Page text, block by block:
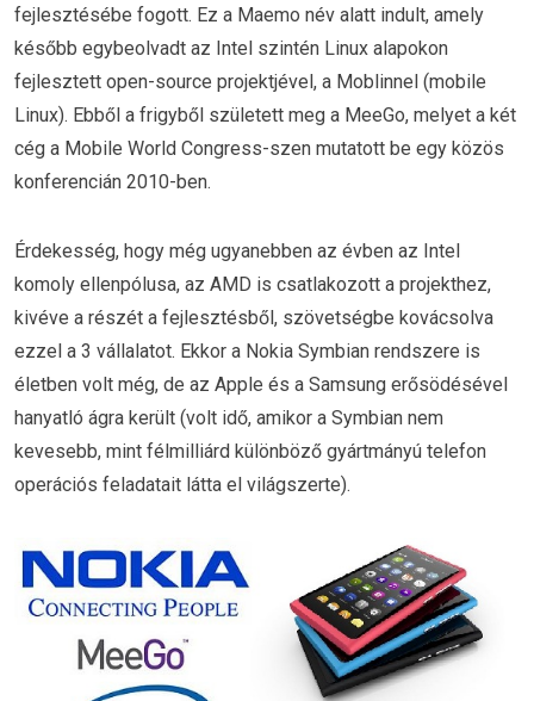
fejlesztésébe fogott. Ez a Maemo név alatt indult, amely
később egybeolvadt az Intel szintén Linux alapokon
fejlesztett open-source projektjével, a Moblinnel (mobile
Linux). Ebből a frigyből született meg a MeeGo, melyet a két
cég a Mobile World Congress-szen mutatott be egy közös
konferencián 2010-ben.
Érdekesség, hogy még ugyanebben az évben az Intel
komoly ellenpólusa, az AMD is csatlakozott a projekthez,
kivéve a részét a fejlesztésből, szövetségbe kovácsolva
ezzel a 3 vállalatot. Ekkor a Nokia Symbian rendszere is
életben volt még, de az Apple és a Samsung erősödésével
hanyatló ágra került (volt idő, amikor a Symbian nem
kevesebb, mint félmilliárd különböző gyártmányú telefon
operációs feladatait látta el világszerte).